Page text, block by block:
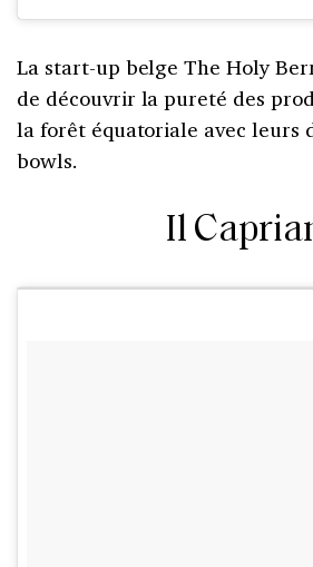
La start-up belge The Holy
de découvrir la pureté des
la forêt équatoriale avec leurs
bowls.
Il